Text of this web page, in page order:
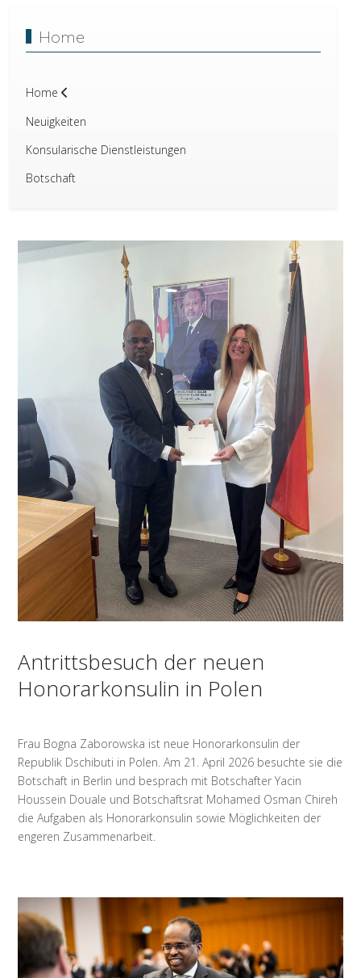
Home
Home
Neuigkeiten
Konsularische Dienstleistungen
Botschaft
Antrittsbesuch der neuen
Honorarkonsulin in Polen
Frau Bogna Zaborowska ist neue Honorarkonsulin der
Republik Dschibuti in Polen. Am 21. April 2026 besuchte sie die
Botschaft in Berlin und besprach mit Botschafter Yacin
Houssein Douale und Botschaftsrat Mohamed Osman Chireh
die Aufgaben als Honorarkonsulin sowie Möglichkeiten der
engeren Zusammenarbeit.